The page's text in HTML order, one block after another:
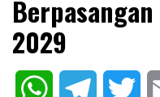
2029
WhatsAppTelegram